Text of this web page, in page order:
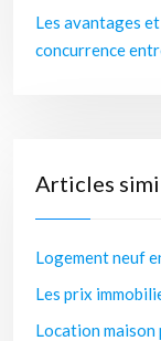
Les avantages
concurrence
Articles
Logement neuf
Les prix
Location